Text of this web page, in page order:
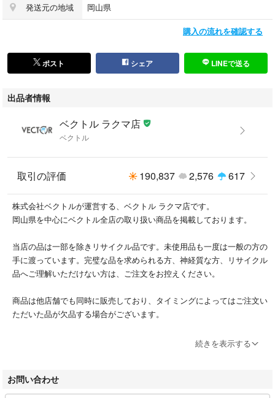
発送元の地域 岡山県
購入の流れを確認する
ポスト シェア LINEで送る
出品者情報
ベクトル ラクマ店
ベクトル
取引の評価 190,837 2,576 617
株式会社ベクトルが運営する、ベクトル ラクマ店です。
岡山県を中心にベクトル全店の取り扱い商品を掲載しております。
当店の品は一部を除きリサイクル品です。未使用品も一度は一般の方の
手に渡っています。完璧な品を求められる方、神経質な方、リサイクル
品へご理解いただけない方は、ご注文をお控えください。
商品は他店舗でも同時に販売しており、タイミングによってはご注文い
ただいた品が欠品する場合がございます。
ブランドによってサイズ表記方法が様々です。必ず実寸サイズをご確認
ましてはご容赦ください。
続きを表示する
お問い合わせ